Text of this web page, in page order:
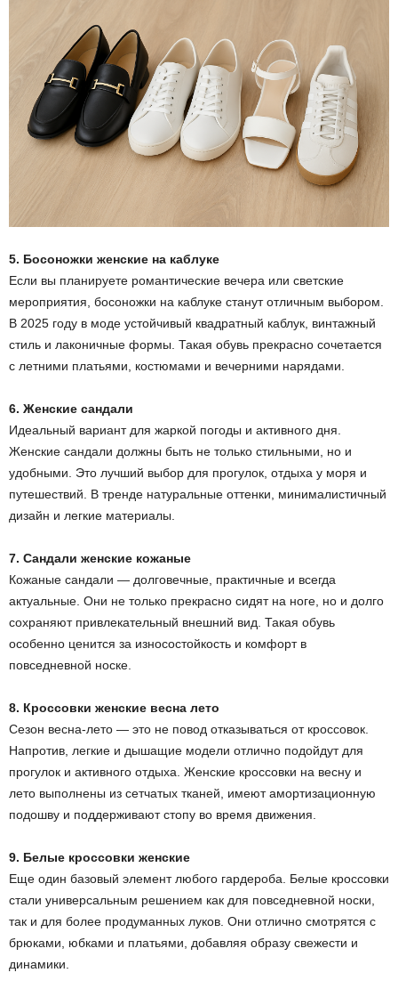
5. Босоножки женские на каблуке
Если вы планируете романтические вечера или светские
мероприятия, босоножки на каблуке станут отличным выбором.
В 2025 году в моде устойчивый квадратный каблук, винтажный
стиль и лаконичные формы. Такая обувь прекрасно сочетается
с летними платьями, костюмами и вечерними нарядами.
6. Женские сандали
Идеальный вариант для жаркой погоды и активного дня.
Женские сандали должны быть не только стильными, но и
удобными. Это лучший выбор для прогулок, отдыха у моря и
путешествий. В тренде натуральные оттенки, минималистичный
дизайн и легкие материалы.
7. Сандали женские кожаные
Кожаные сандали — долговечные, практичные и всегда
актуальные. Они не только прекрасно сидят на ноге, но и долго
сохраняют привлекательный внешний вид. Такая обувь
особенно ценится за износостойкость и комфорт в
повседневной носке.
8. Кроссовки женские весна лето
Сезон весна-лето — это не повод отказываться от кроссовок.
Напротив, легкие и дышащие модели отлично подойдут для
прогулок и активного отдыха. Женские кроссовки на весну и
лето выполнены из сетчатых тканей, имеют амортизационную
подошву и поддерживают стопу во время движения.
9. Белые кроссовки женские
Еще один базовый элемент любого гардероба. Белые кроссовки
стали универсальным решением как для повседневной носки,
так и для более продуманных луков. Они отлично смотрятся с
брюками, юбками и платьями, добавляя образу свежести и
динамики.